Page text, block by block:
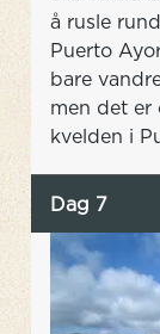
å rusle
Puerto
bare
men det er
kvelden i
Dag 7